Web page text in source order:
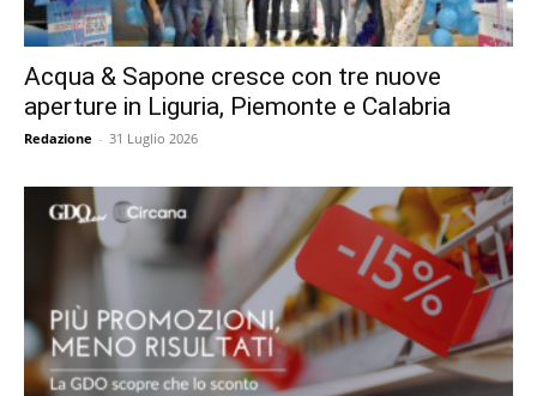
Acqua & Sapone cresce con tre nuove
aperture in Liguria, Piemonte e Calabria
Redazione - 31 Luglio 2026